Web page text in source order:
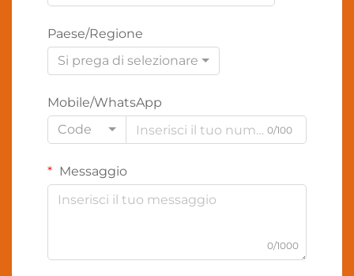
Paese/Regione
Si prega di selezionare
Mobile/WhatsApp
Code
0/100
Messaggio
0/1000